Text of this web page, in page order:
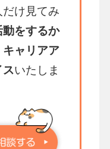
け見てみ
動をするか
ャリアア
スいたしま